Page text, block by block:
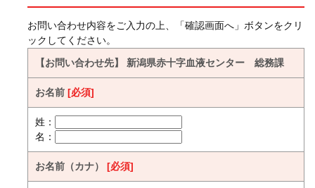
お問い合わせ内容をご入力の上、「確認画面へ」ボタンをクリ
ックしてください。
【お問い合わせ先】 新潟県赤十字血液センター 総務課
お名前 [必須]
姓：
名：
お名前（カナ） [必須]